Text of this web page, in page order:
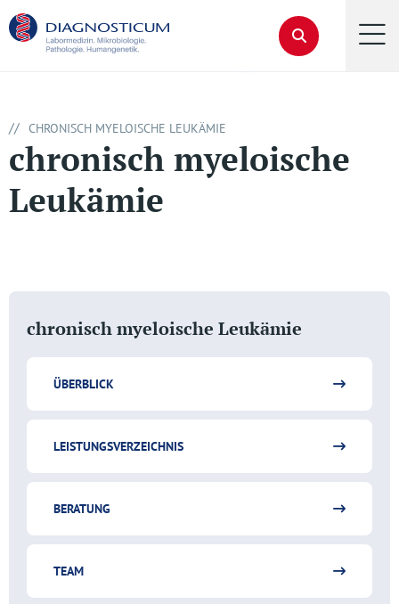
chronisch myeloische Leukämie
ÜBERBLICK
LEISTUNGSVERZEICHNIS
BERATUNG
TEAM
// CHRONISCH MYELOISCHE LEUKÄMIE
chronisch myeloische
Leukämie